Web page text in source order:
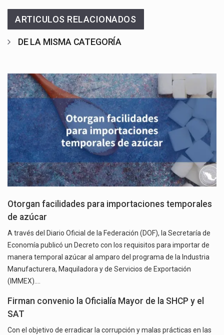
ARTICULOS RELACIONADOS
DE LA MISMA CATEGORÍA
Otorgan facilidades para importaciones temporales
de azúcar
A través del Diario Oficial de la Federación (DOF), la Secretaría de
Economía publicó un Decreto con los requisitos para importar de
manera temporal azúcar al amparo del programa de la Industria
Manufacturera, Maquiladora y de Servicios de Exportación
(IMMEX).…
Firman convenio la Oficialía Mayor de la SHCP y el
SAT
Con el objetivo de erradicar la corrupción y malas prácticas en las